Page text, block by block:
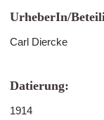
UrheberIn/
Carl Diercke
Datierung:
1914